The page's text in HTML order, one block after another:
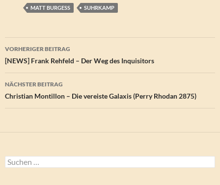
MATT BURGESS SUHRKAMP
Beitragsnavigation
VORHERIGER BEITRAG
[NEWS] Frank Rehfeld – Der Weg des Inquisitors
NÄCHSTER BEITRAG
Christian Montillon – Die vereiste Galaxis (Perry Rhodan 2875)
Suchen
nach: